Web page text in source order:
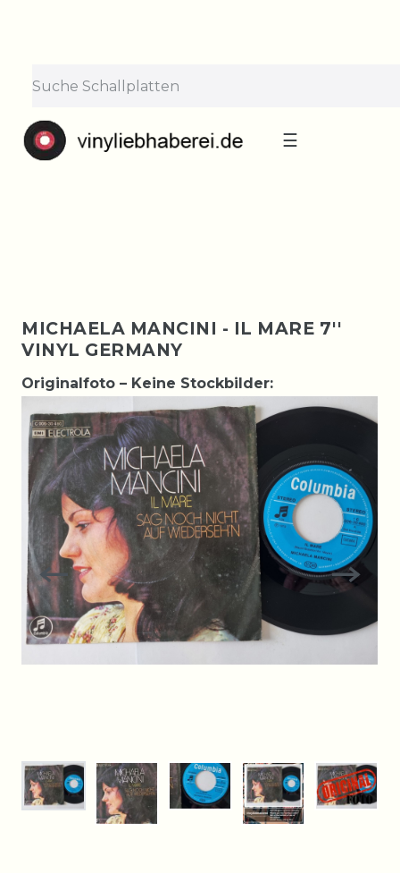
Bestellungen nehmen wir gerne entgegen —
der Versand startet wieder ab Montag, 31.
☰
MICHAELA MANCINI - IL MARE 7''
VINYL GERMANY
Originalfoto – Keine Stockbilder: